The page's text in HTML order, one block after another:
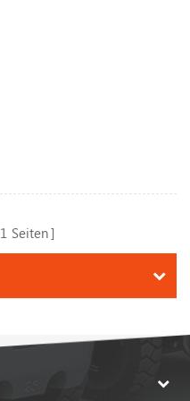
1 Seiten